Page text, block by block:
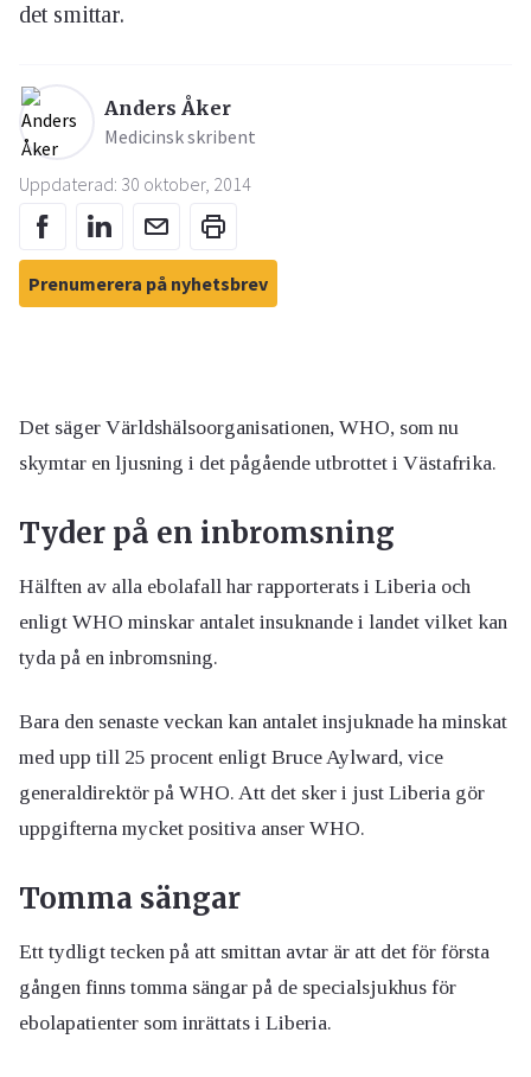
det smittar.
Anders Åker
Medicinsk skribent
Uppdaterad: 30 oktober, 2014
Prenumerera på nyhetsbrev
Det säger Världshälsoorganisationen, WHO, som nu
skymtar en ljusning i det pågående utbrottet i Västafrika.
Tyder på en inbromsning
Hälften av alla ebolafall har rapporterats i Liberia och
enligt WHO minskar antalet insuknande i landet vilket kan
tyda på en inbromsning.
Bara den senaste veckan kan antalet insjuknade ha minskat
med upp till 25 procent enligt Bruce Aylward, vice
generaldirektör på WHO. Att det sker i just Liberia gör
uppgifterna mycket positiva anser WHO.
Tomma sängar
Ett tydligt tecken på att smittan avtar är att det för första
gången finns tomma sängar på de specialsjukhus för
ebolapatienter som inrättats i Liberia.